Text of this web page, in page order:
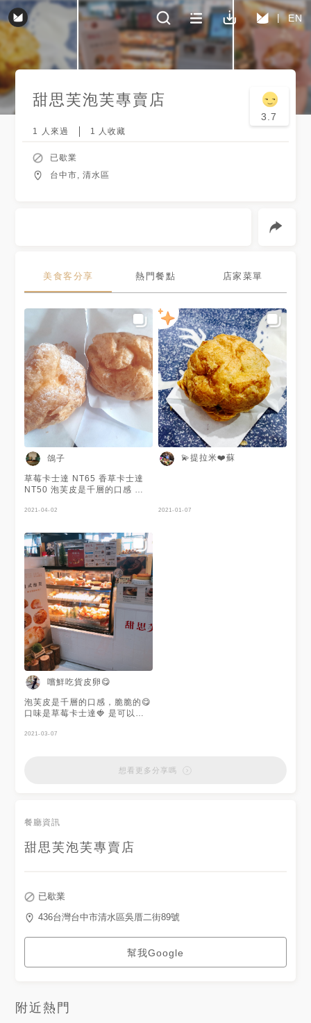
EN
甜思芙泡芙專賣店
3.7
1 人來過 1 人收藏
已歇業
台中市, 清水區
美食客分享 熱門餐點 店家菜單
鴿子
草莓卡士達 NT65 香草卡士達
NT50 泡芙皮是千層的口感 與
得稍甜
2021-04-02
💫提拉米❤️蘇
2021-01-07
嚐鮮吃貨皮卵😋
泡芙皮是千層的口感，脆脆的😋
口味是草莓卡士達🍓 是可以想
2021-03-07
想看更多分享嗎
餐廳資訊
甜思芙泡芙專賣店
已歇業
436台灣台中市清水區吳厝二街89號
幫我Google
附近熱門